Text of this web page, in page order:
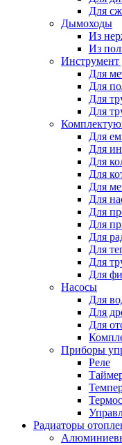
Для
Дымоходы
Из
Из
Инструмент
Для
Для
Для
Для
Для
Для
Для
Для
Для
Для
Для
Для
Для
Для
Для
Для
Насосы
Для
Для
Для
Приборы
Реле
Радиаторы